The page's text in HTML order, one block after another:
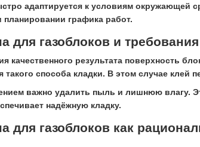
адаптируется к условиям окружающей
планировании графика работ.
для газоблоков и
качественного результата поверхность
такого способа кладки. В этом случае клей
важно удалить пыль и лишнюю влагу.
надёжную кладку.
для газоблоков как